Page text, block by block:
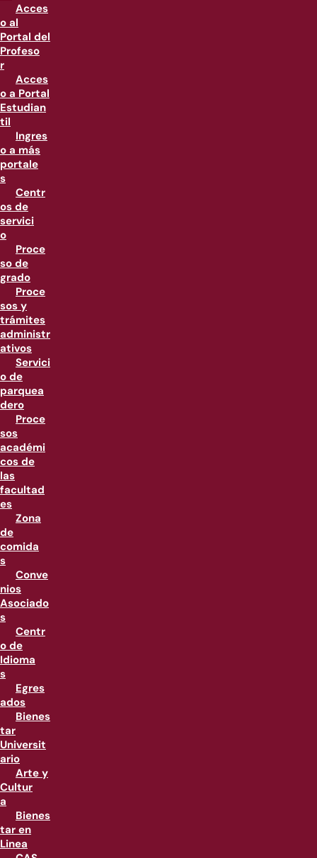
Acces
o al
Portal del
Profeso
r
Acces
o a Portal
Estudian
til
Ingres
o a más
portale
s
Centr
os de
servici
o
Proce
so de
grado
Proce
sos y
trámites
administr
ativos
Servici
o de
parquea
dero
Proce
sos
académi
cos de
las
facultad
es
Zona
de
comida
s
Conve
nios
Asociado
s
Centr
o de
Idioma
s
Egres
ados
Bienes
tar
Universit
ario
Arte y
Cultur
a
Bienes
tar en
Linea